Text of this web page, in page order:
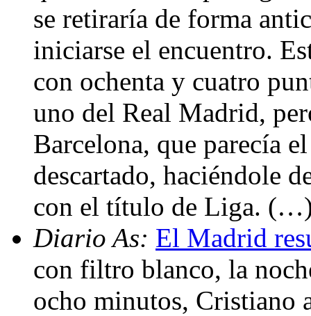
se retiraría de forma
iniciarse el encuentro.
con ochenta y cuatro
uno del Real Madrid,
Barcelona, que parecía
descartado, haciéndole
con el título de Liga.
Diario As: El Madrid
con filtro blanco, la
ocho minutos, Cristiano